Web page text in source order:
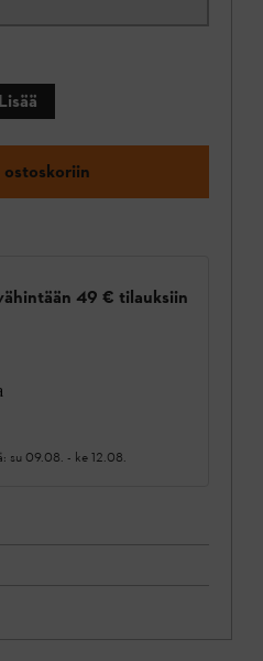
Lisää
ostoskoriin
49 € tilauksiin
su 09.08. - ke 12.08.